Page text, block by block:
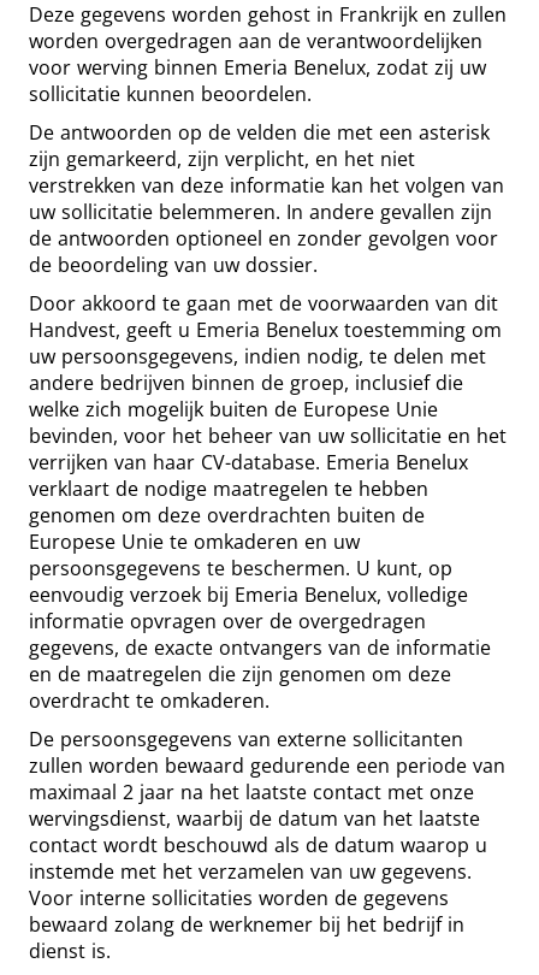
Deze gegevens worden gehost in Frankrijk en zullen
worden overgedragen aan de verantwoordelijken
voor werving binnen Emeria Benelux, zodat zij uw
sollicitatie kunnen beoordelen.
De antwoorden op de velden die met een asterisk
zijn gemarkeerd, zijn verplicht, en het niet
verstrekken van deze informatie kan het volgen van
uw sollicitatie belemmeren. In andere gevallen zijn
de antwoorden optioneel en zonder gevolgen voor
de beoordeling van uw dossier.
Door akkoord te gaan met de voorwaarden van dit
Handvest, geeft u Emeria Benelux toestemming om
uw persoonsgegevens, indien nodig, te delen met
andere bedrijven binnen de groep, inclusief die
welke zich mogelijk buiten de Europese Unie
bevinden, voor het beheer van uw sollicitatie en het
verrijken van haar CV-database. Emeria Benelux
verklaart de nodige maatregelen te hebben
genomen om deze overdrachten buiten de
Europese Unie te omkaderen en uw
persoonsgegevens te beschermen. U kunt, op
eenvoudig verzoek bij Emeria Benelux, volledige
informatie opvragen over de overgedragen
gegevens, de exacte ontvangers van de informatie
en de maatregelen die zijn genomen om deze
overdracht te omkaderen.
De persoonsgegevens van externe sollicitanten
zullen worden bewaard gedurende een periode van
maximaal 2 jaar na het laatste contact met onze
wervingsdienst, waarbij de datum van het laatste
contact wordt beschouwd als de datum waarop u
instemde met het verzamelen van uw gegevens.
Voor interne sollicitaties worden de gegevens
bewaard zolang de werknemer bij het bedrijf in
dienst is.